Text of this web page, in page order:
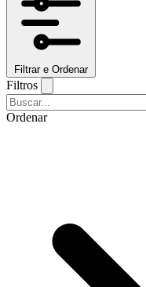
Filtrar e Ordenar
Filtros
Ordenar